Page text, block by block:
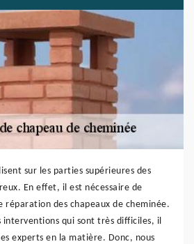
sur les parties supérieures des
En effet, il est nécessaire de
réparation des chapeaux de cheminée.
interventions qui sont très difficiles, il
experts en la matière. Donc, nous